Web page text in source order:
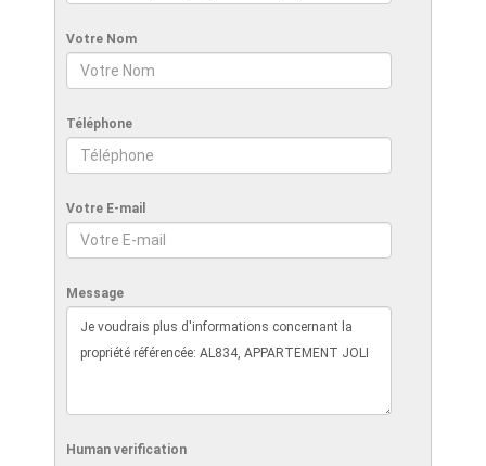
Votre Nom
Téléphone
Votre E-mail
Message
Human verification